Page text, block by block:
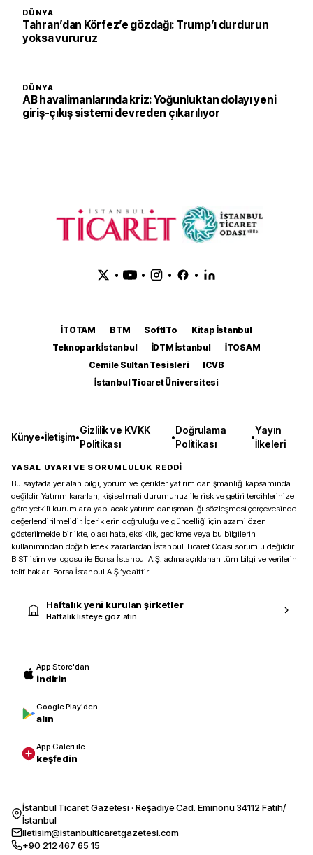
DÜNYA
Tahran’dan Körfez’e gözdağı: Trump’ı durdurun
yoksa vururuz
DÜNYA
AB havalimanlarında kriz: Yoğunluktan dolayı yeni
giriş-çıkış sistemi devreden çıkarılıyor
• • • •
İTOTAM BTM SoftITo
Kitap İstanbul
Teknopark İstanbul
İDTM İstanbul
İTOSAM
Cemile Sultan Tesisleri
ICVB
İstanbul Ticaret Üniversitesi
Künye•İletişim•
Gizlilik ve KVKK
Politikası
•
Doğrulama
Politikası
•
Yayın
İlkeleri
YASAL UYARI VE SORUMLULUK REDDİ
Bu sayfada yer alan bilgi, yorum ve içerikler yatırım danışmanlığı kapsamında
değildir. Yatırım kararları, kişisel mali durumunuz ile risk ve getiri tercihlerinize
göre yetkili kurumlarla yapılacak yatırım danışmanlığı sözleşmesi çerçevesinde
değerlendirilmelidir. İçeriklerin doğruluğu ve güncelliği için azami özen
gösterilmekle birlikte, olası hata, eksiklik, gecikme veya bu bilgilerin
kullanımından doğabilecek zararlardan İstanbul Ticaret Odası sorumlu değildir.
BIST isim ve logosu ile Borsa İstanbul A.Ş. adına açıklanan tüm bilgi ve verilerin
telif hakları Borsa İstanbul A.Ş.’ye aittir.
Haftalık yeni kurulan şirketler
Haftalık listeye göz atın
App Store'dan
indirin
Google Play'den
alın
App Galeri ile
keşfedin
İstanbul Ticaret Gazetesi · Reşadiye Cad. Eminönü 34112 Fatih/
İstanbul
iletisim@istanbulticaretgazetesi.com
+90 212 467 65 15